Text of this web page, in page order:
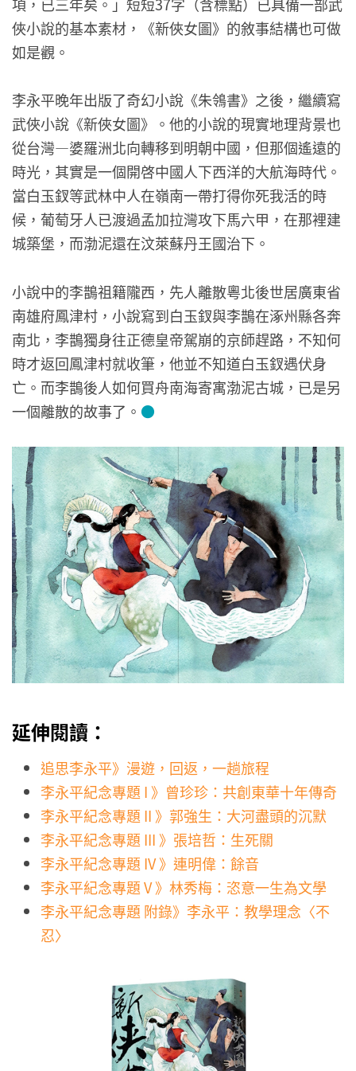
俠小說的基本素材，《新俠女圖》的敘事結構也可做
如是觀。
李永平晚年出版了奇幻小說《朱鴒書》之後，繼續寫
武俠小說《新俠女圖》。他的小說的現實地理背景也
從台灣—婆羅洲北向轉移到明朝中國，但那個遙遠的
時光，其實是一個開啓中國人下西洋的大航海時代。
當白玉釵等武林中人在嶺南一帶打得你死我活的時
候，葡萄牙人已渡過孟加拉灣攻下馬六甲，在那裡建
城築堡，而渤泥還在汶萊蘇丹王國治下。
小說中的李鵲祖籍隴西，先人離散粵北後世居廣東省
南雄府鳳津村，小說寫到白玉釵與李鵲在涿州縣各奔
南北，李鵲獨身往正德皇帝駕崩的京師趕路，不知何
時才返回鳳津村就收筆，他並不知道白玉釵遇伏身
亡。而李鵲後人如何買舟南海寄寓渤泥古城，已是另
一個離散的故事了。 ●
延伸閱讀：
追思李永平》漫遊，回返，一趟旅程
李永平紀念專題 I 》曾珍珍：共創東華十年傳奇
李永平紀念專題 II 》郭強生：大河盡頭的沉默
李永平紀念專題 III 》張培哲：生死關
李永平紀念專題 IV 》連明偉：餘音
李永平紀念專題 V 》林秀梅：恣意一生為文學
李永平紀念專題 附錄》李永平：教學理念〈不
忍〉